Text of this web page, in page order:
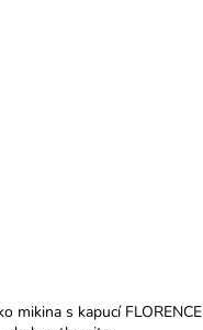
mikina s kapucí FLORENCE